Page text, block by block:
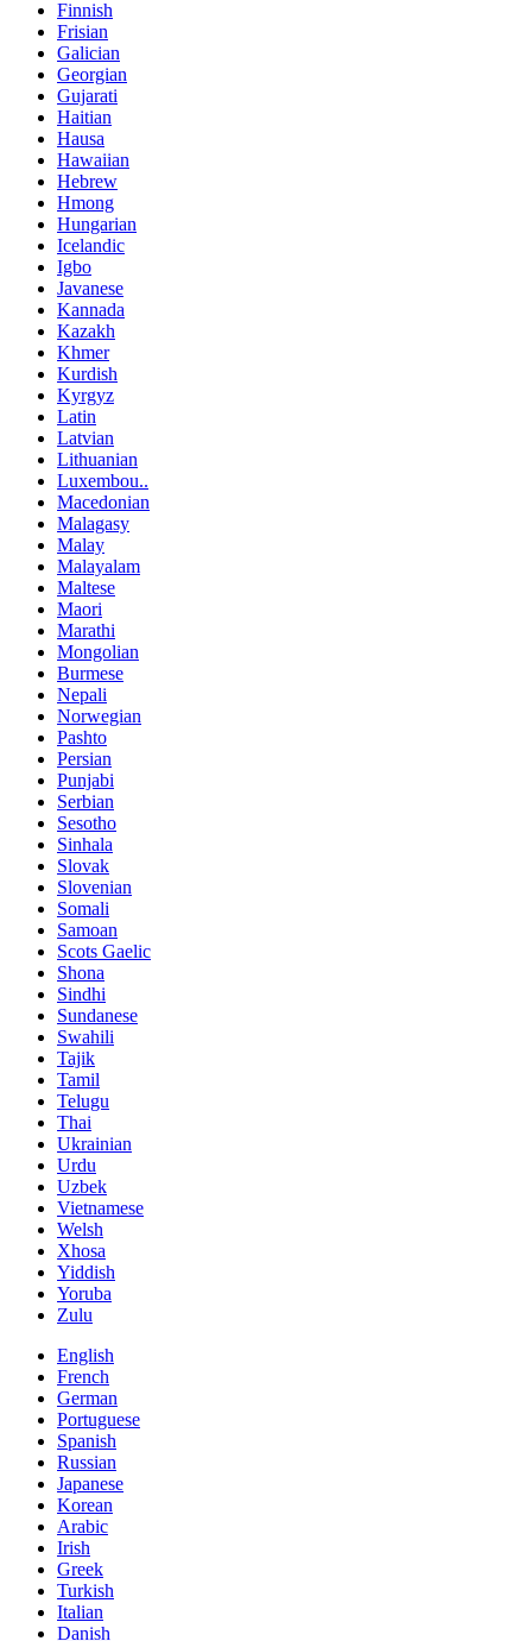
Finnish
Frisian
Galician
Georgian
Gujarati
Haitian
Hausa
Hawaiian
Hebrew
Hmong
Hungarian
Icelandic
Igbo
Javanese
Kannada
Kazakh
Khmer
Kurdish
Kyrgyz
Latin
Latvian
Lithuanian
Luxembou..
Macedonian
Malagasy
Malay
Malayalam
Maltese
Maori
Marathi
Mongolian
Burmese
Nepali
Norwegian
Pashto
Persian
Punjabi
Serbian
Sesotho
Sinhala
Slovak
Slovenian
Somali
Samoan
Scots Gaelic
Shona
Sindhi
Sundanese
Swahili
Tajik
Tamil
Telugu
Thai
Ukrainian
Urdu
Uzbek
Vietnamese
Welsh
Xhosa
Yiddish
Yoruba
Zulu
English
French
German
Portuguese
Spanish
Russian
Japanese
Korean
Arabic
Irish
Greek
Turkish
Italian
Danish